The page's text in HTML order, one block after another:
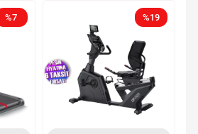
%7 %19
yeni
ürün